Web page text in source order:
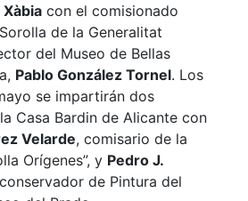
con el comisionado
de la Generalitat
del Museo de Bellas
Pablo González Tornel. Los
se impartirán dos
Casa Bardin de Alicante con
Velarde, comisario de la
Orígenes”, y Pedro J.
de Pintura del